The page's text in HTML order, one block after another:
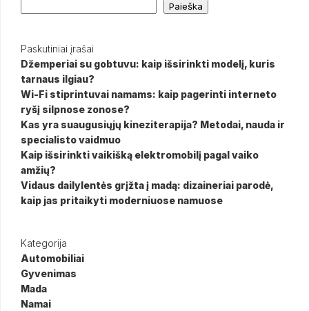
Paieška
Paskutiniai įrašai
Džemperiai su gobtuvu: kaip išsirinkti modelį, kuris
tarnaus ilgiau?
Wi-Fi stiprintuvai namams: kaip pagerinti interneto
ryšį silpnose zonose?
Kas yra suaugusiųjų kineziterapija? Metodai, nauda ir
specialisto vaidmuo
Kaip išsirinkti vaikišką elektromobilį pagal vaiko
amžių?
Vidaus dailylentės grįžta į madą: dizaineriai parodė,
kaip jas pritaikyti moderniuose namuose
Kategorija
Automobiliai
Gyvenimas
Mada
Namai